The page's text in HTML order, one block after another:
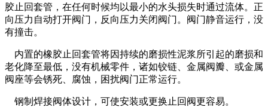
胶止回套管，在任何时候均以最小的水头损失时通过流体。正
向压力自动打开阀门，反向压力关闭阀门。阀门静音运行，没
有撞击。
内置的橡胶止回套管将因持续的磨损性泥浆所引起的磨损和
老化降至最低，没有机械零件，诸如铰链、金属阀瓣、或金属
阀座等会锈死、腐蚀，困扰阀门正常运行。
钢制焊接阀体设计，可使安装或更换止回阀更容易。